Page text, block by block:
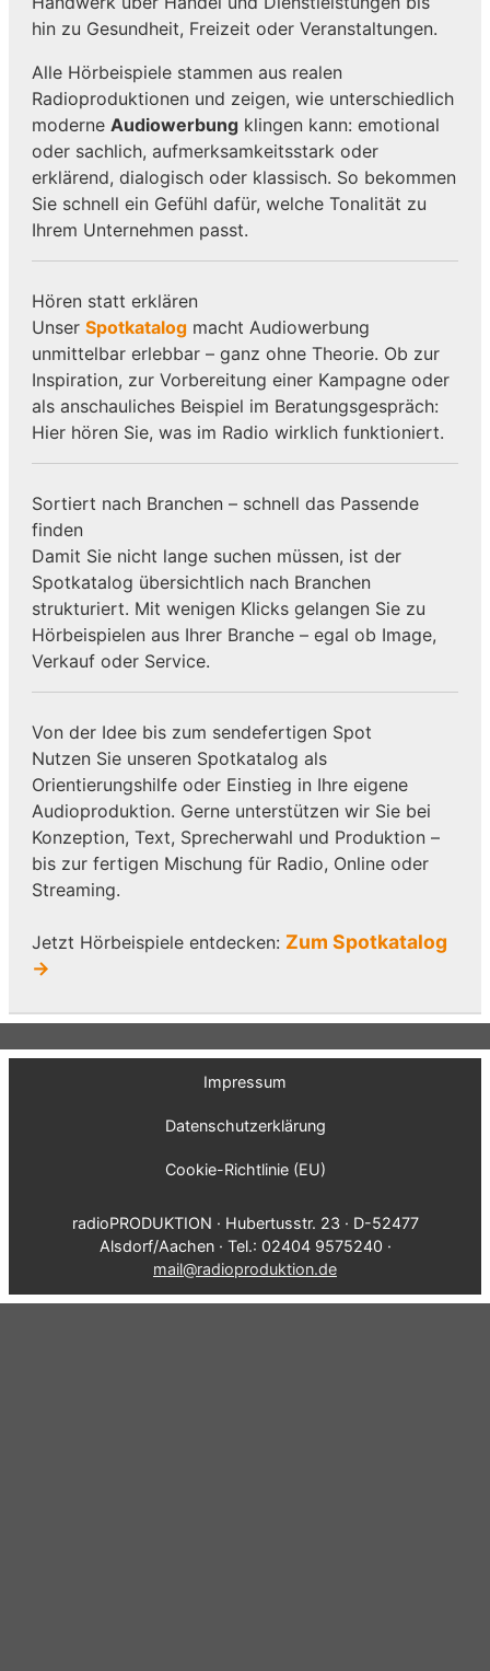
hin zu Gesundheit, Freizeit oder Veranstaltungen.
Alle Hörbeispiele stammen aus realen
Radioproduktionen und zeigen, wie unterschiedlich
moderne Audiowerbungklingen kann: emotional
oder sachlich, aufmerksamkeitsstark oder
erklärend, dialogisch oder klassisch. So bekommen
Sie schnell ein Gefühl dafür, welche Tonalität zu
Ihrem Unternehmen passt.
Hören statt erklären
Unser Spotkatalogmacht Audiowerbung
unmittelbar erlebbar – ganz ohne Theorie. Ob zur
Inspiration, zur Vorbereitung einer Kampagne oder
als anschauliches Beispiel im Beratungsgespräch:
Hier hören Sie, was im Radio wirklich funktioniert.
Sortiert nach Branchen – schnell das Passende
finden
Damit Sie nicht lange suchen müssen, ist der
Spotkatalog übersichtlich nach Branchen
strukturiert. Mit wenigen Klicks gelangen Sie zu
Hörbeispielen aus Ihrer Branche – egal ob Image,
Verkauf oder Service.
Von der Idee bis zum sendefertigen Spot
Nutzen Sie unseren Spotkatalog als
Orientierungshilfe oder Einstieg in Ihre eigene
Audioproduktion. Gerne unterstützen wir Sie bei
Konzeption, Text, Sprecherwahl und Produktion –
bis zur fertigen Mischung für Radio, Online oder
Streaming.
Jetzt Hörbeispiele entdecken: Zum Spotkatalog
→
Impressum
Datenschutzerklärung
Cookie-Richtlinie (EU)
radioPRODUKTION · Hubertusstr. 23 · D-52477
Alsdorf/Aachen · Tel.: 02404 9575240 ·
mail@radioproduktion.de